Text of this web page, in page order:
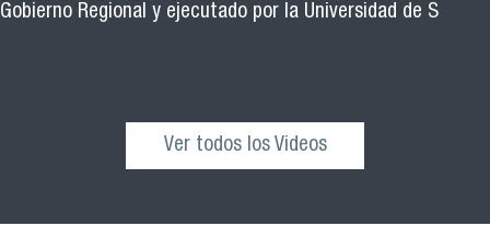
Gobierno Regional y ejecutado por la Universidad de S
Ver todos los Videos